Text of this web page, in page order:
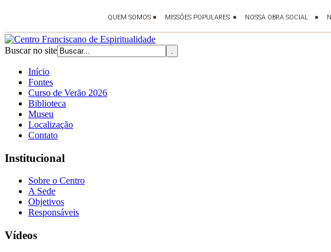
Buscar no site
Início
Fontes
Curso de Verão 2026
Biblioteca
Museu
Localização
Contato
Institucional
Sobre o Centro
A Sede
Objetivos
Responsáveis
Vídeos